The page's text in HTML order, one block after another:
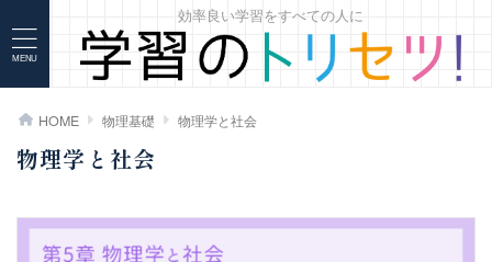
効率良い学習をすべての人に
HOME> 物理基礎 > 物理学と社会
物理学と社会